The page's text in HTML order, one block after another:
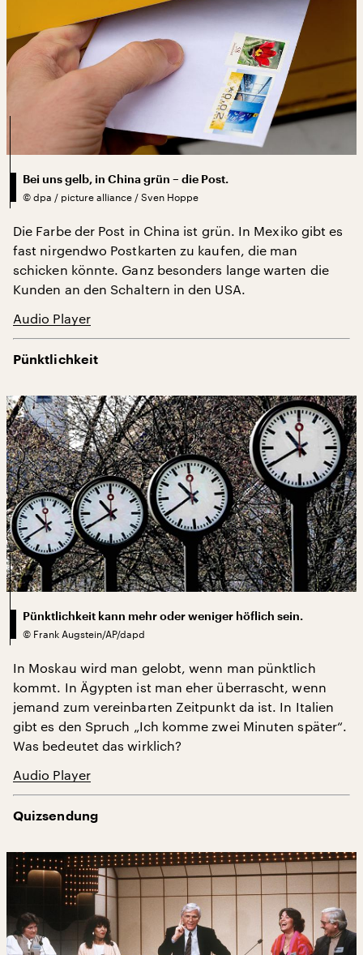
Bei uns gelb, in China grün – die Post.
© dpa / picture alliance / Sven Hoppe
Die Farbe der Post in China ist grün. In Mexiko gibt es
fast nirgendwo Postkarten zu kaufen, die man
schicken könnte. Ganz besonders lange warten die
Kunden an den Schaltern in den USA.
Audio Player
Pünktlichkeit
Pünktlichkeit kann mehr oder weniger höflich sein.
© Frank Augstein/AP/dapd
In Moskau wird man gelobt, wenn man pünktlich
kommt. In Ägypten ist man eher überrascht, wenn
jemand zum vereinbarten Zeitpunkt da ist. In Italien
gibt es den Spruch „Ich komme zwei Minuten später“.
Was bedeutet das wirklich?
Audio Player
Quizsendung